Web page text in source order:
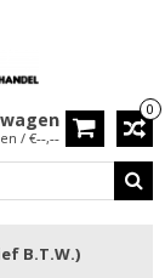
0
/ €--,--
B.T.W.)